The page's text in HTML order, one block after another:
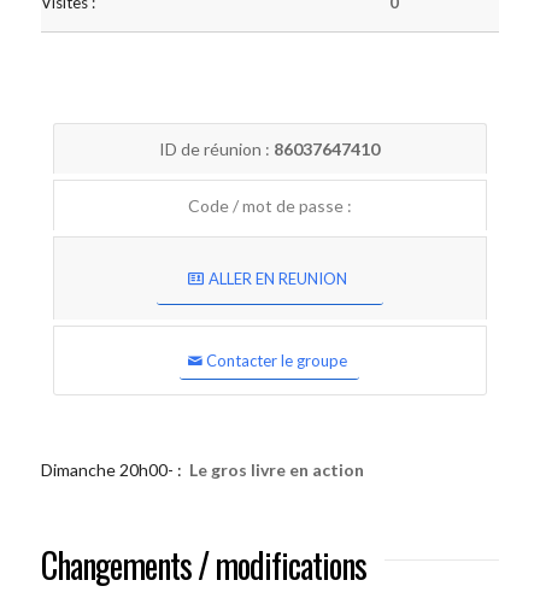
ID de réunion : 86037647410
Code / mot de passe :
ALLER EN REUNION
Contacter le groupe
Dimanche 20h00- : Le gros livre en action
Changements / modifications